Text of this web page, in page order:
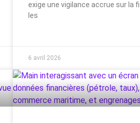
exige une vigilance accrue sur la
les
6 avril 2026